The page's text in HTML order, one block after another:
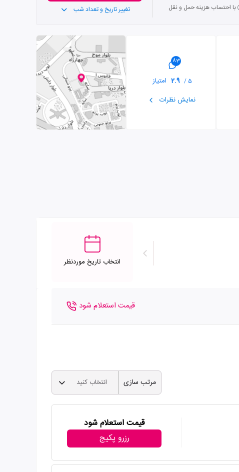
با احتساب هزینه حمل و نقل تغییر تاریخ و تعداد شب
83
5 /
2.9 امتیاز
نمایش نظرات
انتخاب تاریخ موردنظر
قیمت استعلام شود
مرتب سازی انتخاب کنید
قیمت استعلام شود
رزرو پکیج